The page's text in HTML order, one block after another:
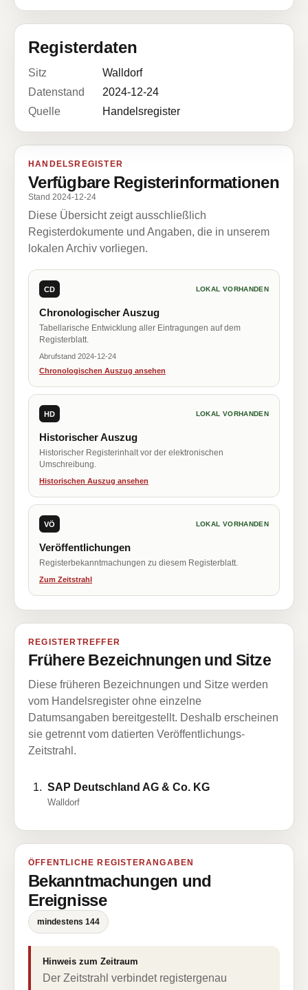
Registerdaten
Sitz
Walldorf
Datenstand
2024-12-24
Quelle
Handelsregister
HANDELSREGISTER
Verfügbare Registerinformationen
Stand 2024-12-24
Diese Übersicht zeigt ausschließlich
Registerdokumente und Angaben, die in unserem
lokalen Archiv vorliegen.
CD LOKAL VORHANDEN
Chronologischer Auszug
Tabellarische Entwicklung aller Eintragungen auf dem
Registerblatt.
Abrufstand 2024-12-24
Chronologischen Auszug ansehen
HD LOKAL VORHANDEN
Historischer Auszug
Historischer Registerinhalt vor der elektronischen
Umschreibung.
Historischen Auszug ansehen
VÖ LOKAL VORHANDEN
Veröffentlichungen
Registerbekanntmachungen zu diesem Registerblatt.
Zum Zeitstrahl
REGISTERTREFFER
Frühere Bezeichnungen und Sitze
Diese früheren Bezeichnungen und Sitze werden
vom Handelsregister ohne einzelne
Datumsangaben bereitgestellt. Deshalb erscheinen
sie getrennt vom datierten Veröffentlichungs-
Zeitstrahl.
SAP Deutschland AG & Co. KG
Walldorf
ÖFFENTLICHE REGISTERANGABEN
Bekanntmachungen und
Ereignisse
mindestens 144
Hinweis zum Zeitraum
Der Zeitstrahl verbindet registergenau